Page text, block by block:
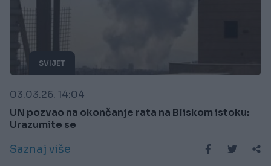
SVIJET
03.03.26. 14:04
UN pozvao na okončanje rata na Bliskom istoku:
Urazumite se
Saznaj više